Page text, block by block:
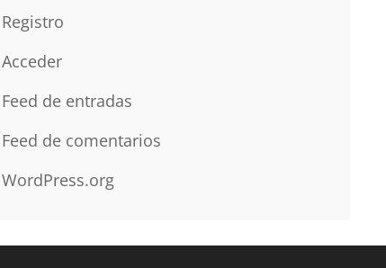
Registro
Acceder
Feed de entradas
Feed de comentarios
WordPress.org